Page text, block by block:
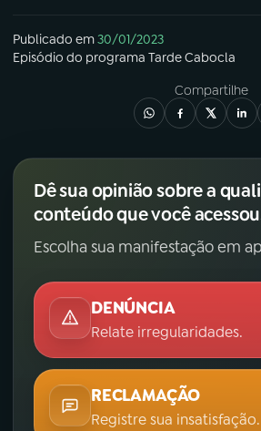
Publicado em30/01/2023
Episódio do programa Tarde Cabocla
Compartilhe
Dê sua opinião sobre a
conteúdo que você
Escolha sua manifestação em
DENÚNCIA
Relate irregularidades.
RECLAMAÇÃO
Registre sua insatisfação.